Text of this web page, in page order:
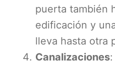
puerta también
edificación y
lleva hasta otra
Canalizaciones